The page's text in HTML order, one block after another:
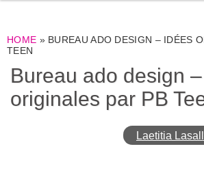
HOME » BUREAU ADO DESIGN – IDÉES
TEEN
Bureau ado design
originales par PB
Laetitia